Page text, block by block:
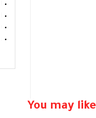
You may like